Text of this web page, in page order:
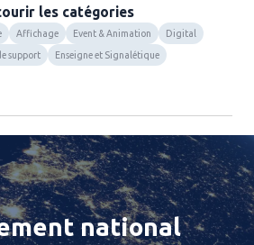
les catégories
Affichage Event & Animation
Digital
support
Enseigne et Signalétique
national